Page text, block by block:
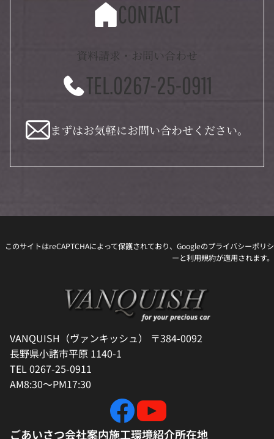
CONTACT
資料請求・お問い合わせ
TEL.0267-25-0911
まずはお気軽にお問い合わせください。
このサイトはreCAPTCHAによって保護されており、Googleのプライバシーポリシ
ーと利用規約が適用されます。
VANQUISH（ヴァンキッシュ） 〒384-0092
長野県小諸市平原 1140-1
TEL 0267-25-0911
AM8:30～PM17:30
ごあいさつ会社案内施工環境紹介所在地